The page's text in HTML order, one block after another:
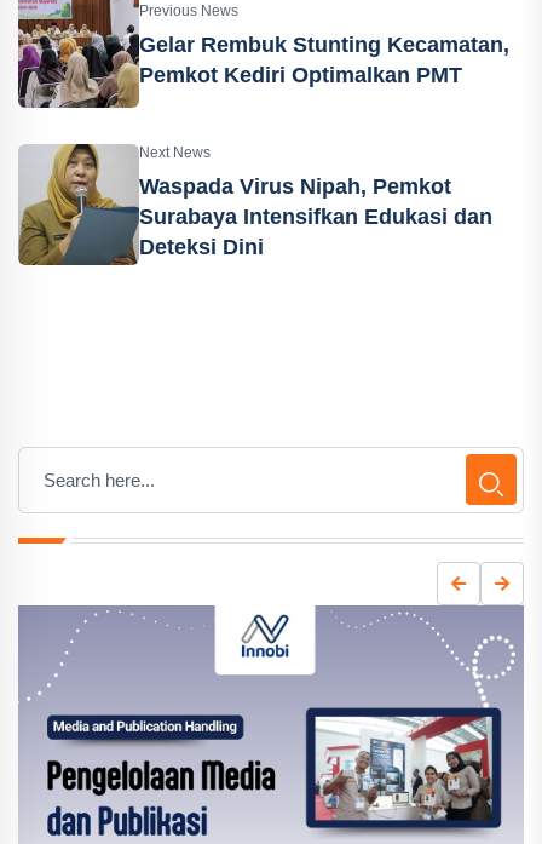
Previous News
Gelar Rembuk Stunting Kecamatan,
Pemkot Kediri Optimalkan PMT
Next News
Waspada Virus Nipah, Pemkot
Surabaya Intensifkan Edukasi dan
Deteksi Dini